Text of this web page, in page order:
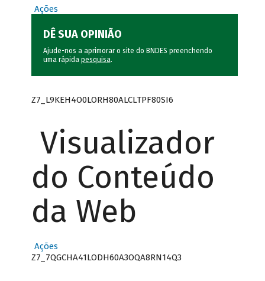
Ações
DÊ SUA OPINIÃO
Ajude-nos a aprimorar o site do BNDES preenchendo
uma rápida pesquisa.
Z7_L9KEH4O0LORH80ALCLTPF80SI6
Visualizador
do Conteúdo
da Web
Ações
Z7_7QGCHA41LODH60A3OQA8RN14Q3